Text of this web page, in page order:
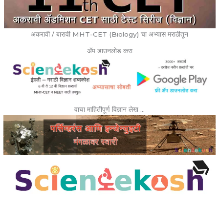
अकरावी / बारावी MHT-CET (Biology) चा अभ्यास मराठीतून
ॲप डाउनलोड करा
वाचा माहितीपूर्ण विज्ञान लेख …